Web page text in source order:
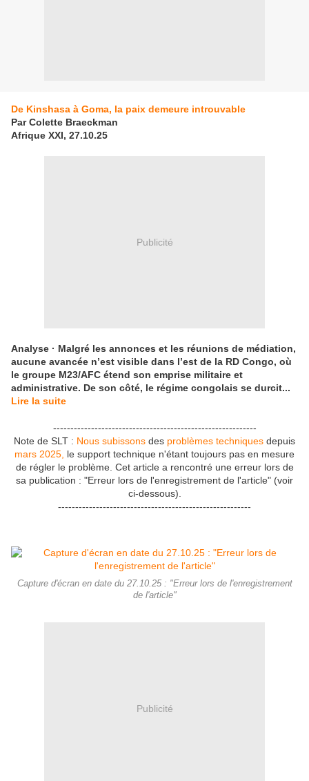
De Kinshasa à Goma, la paix demeure introuvable
Par Colette Braeckman
Afrique XXI, 27.10.25
Publicité
Analyse · Malgré les annonces et les réunions de médiation,
aucune avancée n’est visible dans l’est de la RD Congo, où
le groupe M23/AFC étend son emprise militaire et
administrative. De son côté, le régime congolais se durcit...
Lire la suite
-----------------------------------------------------------
Note de SLT : Nous subissons des problèmes techniques depuis
mars 2025, le support technique n'étant toujours pas en mesure
de régler le problème. Cet article a rencontré une erreur lors de
sa publication : "Erreur lors de l'enregistrement de l'article" (voir
ci-dessous).
--------------------------------------------------------
Capture d'écran en date du 27.10.25 : "Erreur lors de l'enregistrement
de l'article"
Publicité